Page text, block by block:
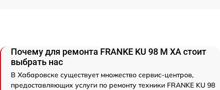
Почему для ремонта FRANKE KU 98 M XA стоит
выбрать нас
В Хабаровске существует множество сервис-центров,
предоставляющих услуги по ремонту техники FRANKE KU 98